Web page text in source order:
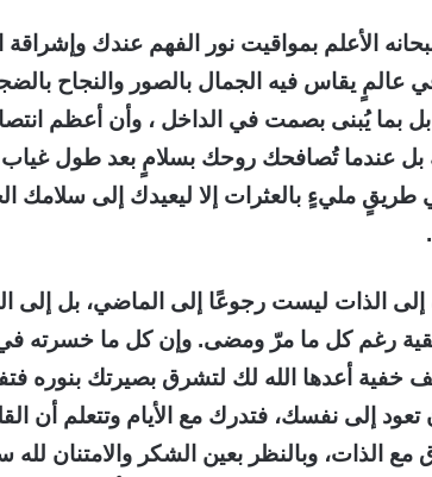
الأعلم بمواقيت نور الفهم عندك
يقاس فيه الجمال بالصور والنجاح
بل بما يُبنى بصمت في الداخل ، وأن أعظم
بل عندما تُصافحك روحك بسلامٍ بعد طول غياب
مليءٍ بالعثرات إلا ليعيدك إلى سلامك
إلى الذات ليست رجوعًا إلى الماضي، بل إلى
رغم كل ما مرّ ومضى. وإن كل ما خسرته
خفية أعدها الله لك لتشرق بصيرتك بنوره
تعود إلى نفسك، فتدرك مع الأيام وتتعلم أن
مع الذات، وبالنظر بعين الشكر والامتنان لله